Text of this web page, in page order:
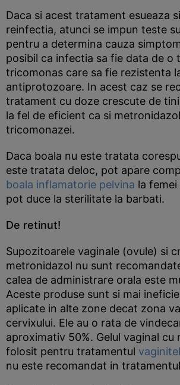
Daca si acest tratament esueaza
reinfectia, atunci se impun teste
pentru a determina cauza
posibil ca infectia sa fie data de o
tricomonas care sa fie rezistenta
antiprotozoare. In acest caz se
tratament cu doze crescute de
la fel de eficient ca si
tricomonazei.
Daca boala nu este tratata
este tratata deloc, pot apare
boala inflamatorie pelvina la
pot duce la sterilitate la barbati.
De retinut!
Supozitoarele vaginale (ovule) si
metronidazol nu sunt
calea de administrare orala este
Aceste produse sunt si mai
aplicate in alte zone decat zona
cervixului. Ele au o rata de
aproximativ 50%. Gelul vaginal cu
folosit pentru tratamentul
nu este recomandat in